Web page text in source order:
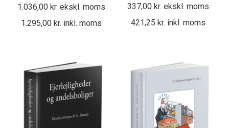
1.036,00 kr. ekskl. moms
1.295,00 kr. inkl. moms
337,00 kr. ekskl. moms
421,25 kr. inkl. moms